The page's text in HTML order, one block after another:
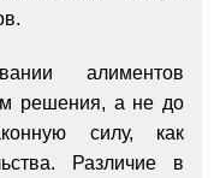
алиментов
решения, а не до
силу, как
Различие в